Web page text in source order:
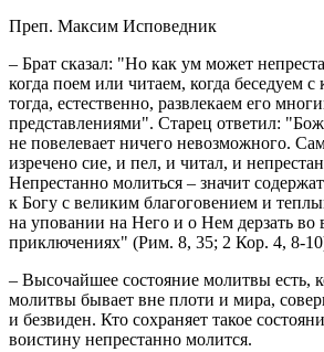
Преп. Максим Исповедник
– Брат сказал: "Но как ум может
когда поем или читаем, когда беседуем
тогда, естественно, развлекаем его
представлениями". Старец ответил:
не повелевает ничего невозможного.
изречено сие, и пел, и читал, и
Непрестанно молиться – значит
к Богу с великим благоговением и
на уповании на Него и о Нем дерзать во
приключениях" (Рим. 8, 35; 2 Кор. 4, 8-
– Высочайшее состояние молитвы есть,
молитвы бывает вне плоти и мира,
и безвиден. Кто сохраняет такое
воистину непрестанно молится.